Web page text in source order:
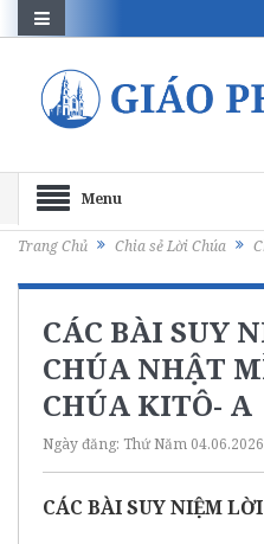
Menu
Trang Chủ Chia sẻ Lời Chúa
CÁC BÀI SUY
CHÚA NHẬT
CHÚA KITÔ- A
Ngày đăng: Thứ Năm 04.06.2026
CÁC BÀI SUY NIỆM